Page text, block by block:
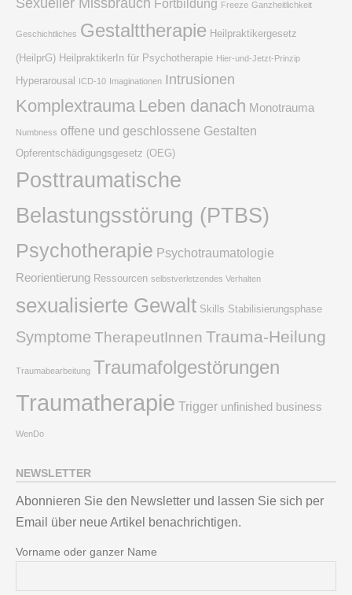
Sexueller Missbrauch Fortbildung Freeze Ganzheitlichkeit
Geschichtliches Gestalttherapie Heilpraktikergesetz
(HeilprG) HeilpraktikerIn für Psychotherapie Hier-und-Jetzt-Prinzip
Hyperarousal ICD-10 Imaginationen Intrusionen
Komplextrauma Leben danach Monotrauma
Numbness offene und geschlossene Gestalten
Opferentschädigungsgesetz (OEG)
Posttraumatische
Belastungsstörung (PTBS)
Psychotherapie Psychotraumatologie
Reorientierung Ressourcen selbstverletzendes Verhalten
sexualisierte Gewalt Skills Stabilisierungsphase
Symptome TherapeutInnen Trauma-Heilung
Traumabearbeitung Traumafolgestörungen
Traumatherapie Trigger unfinished business
WenDo
NEWSLETTER
Abonnieren Sie den Newsletter und lassen Sie sich per
Email über neue Artikel benachrichtigen.
Vorname oder ganzer Name